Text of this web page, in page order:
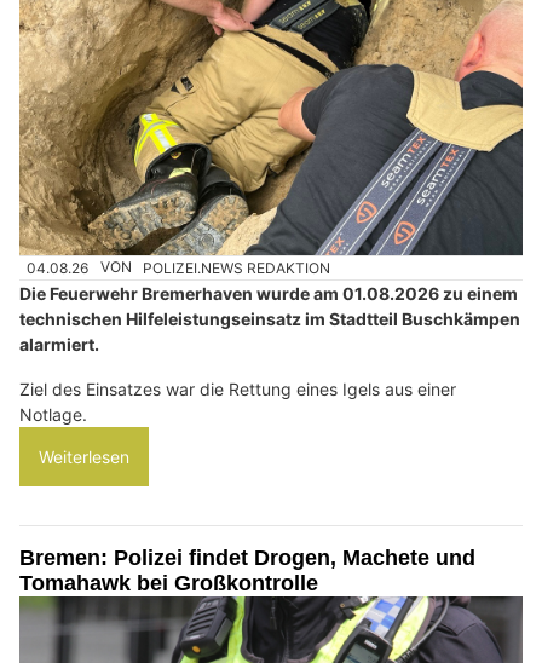
04.08.26 VON POLIZEI.NEWS REDAKTION
Die Feuerwehr Bremerhaven wurde am 01.08.2026 zu einem
technischen Hilfeleistungseinsatz im Stadtteil Buschkämpen
alarmiert.
Ziel des Einsatzes war die Rettung eines Igels aus einer
Notlage.
Weiterlesen
Bremen: Polizei findet Drogen, Machete und
Tomahawk bei Großkontrolle